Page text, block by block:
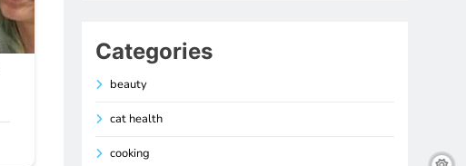
Categories
beauty
cat health
cooking